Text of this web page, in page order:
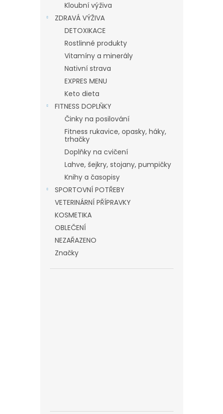
Kloubní výživa
ZDRAVÁ VÝŽIVA
DETOXIKACE
Rostlinné produkty
Vitamíny a minerály
Nativní strava
EXPRES MENU
Keto dieta
FITNESS DOPLŇKY
Činky na posilování
Fitness rukavice, opasky, háky,
trhačky
Doplňky na cvičení
Lahve, šejkry, stojany, pumpičky
Knihy a časopisy
SPORTOVNÍ POTŘEBY
VETERINÁRNÍ PŘÍPRAVKY
KOSMETIKA
OBLEČENÍ
NEZAŘAZENO
Značky